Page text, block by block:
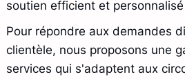
soutien efficient et
Pour répondre aux demandes
clientèle, nous proposons une
services qui s'adaptent aux